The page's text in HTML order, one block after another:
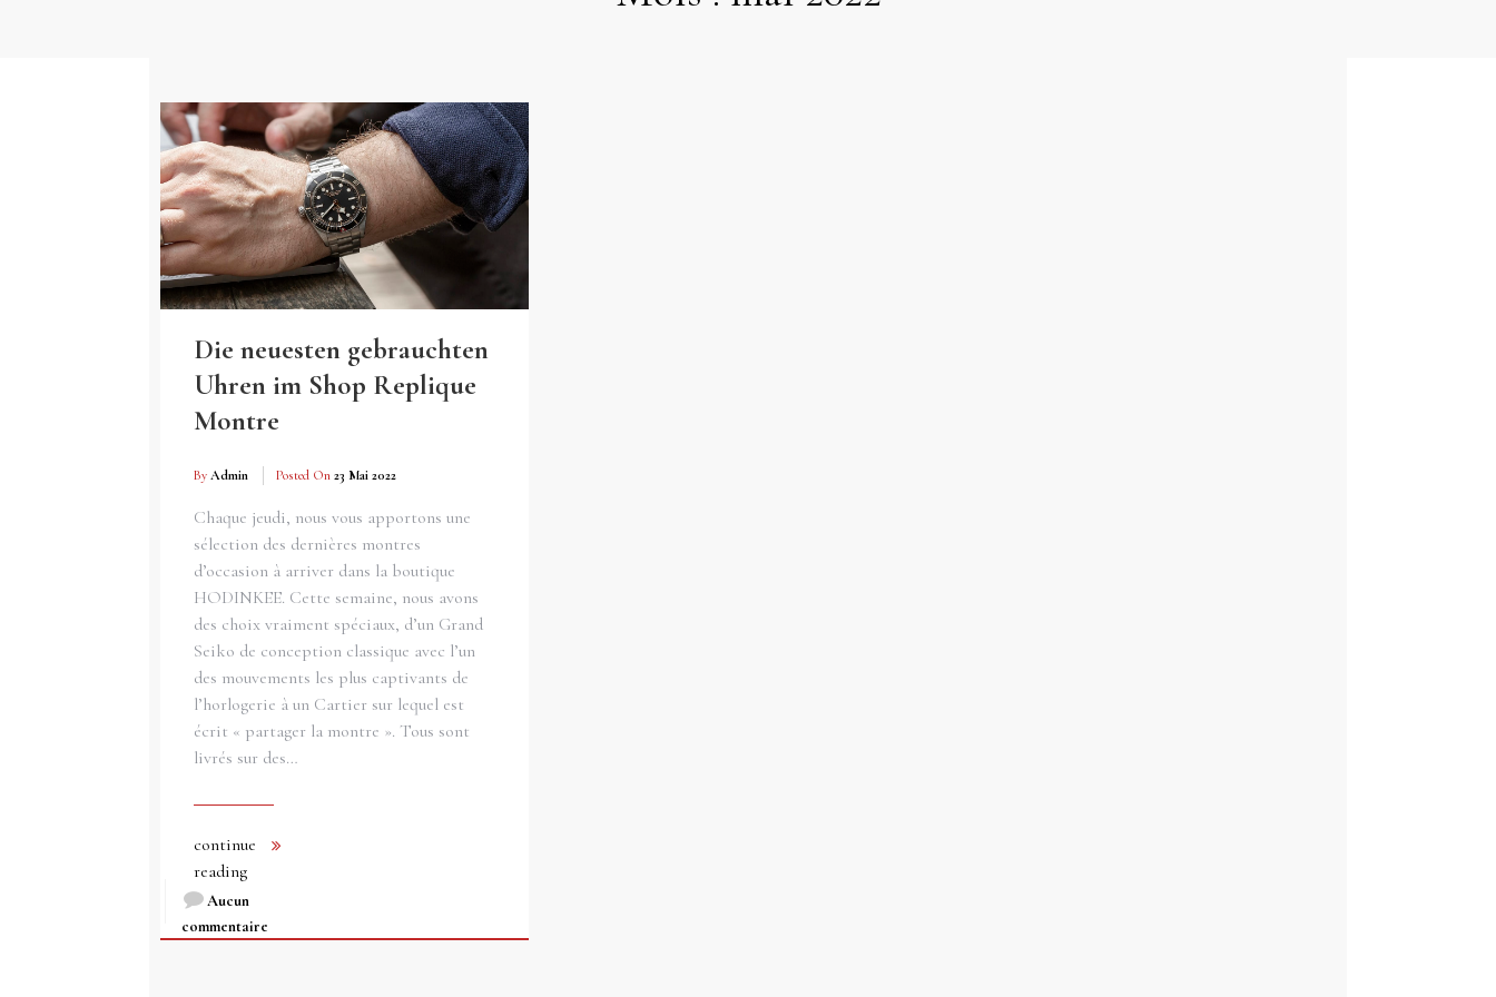
Die neuesten gebrauchten
Uhren im Shop Replique
Montre
ByAdmin Posted On23 Mai 2022
Chaque jeudi, nous vous apportons une
sélection des dernières montres
d’occasion à arriver dans la boutique
HODINKEE. Cette semaine, nous avons
des choix vraiment spéciaux, d’un Grand
Seiko de conception classique avec l’un
des mouvements les plus captivants de
l’horlogerie à un Cartier sur lequel est
écrit « partager la montre ». Tous sont
livrés sur des…
continue
reading
Aucun
commentaire